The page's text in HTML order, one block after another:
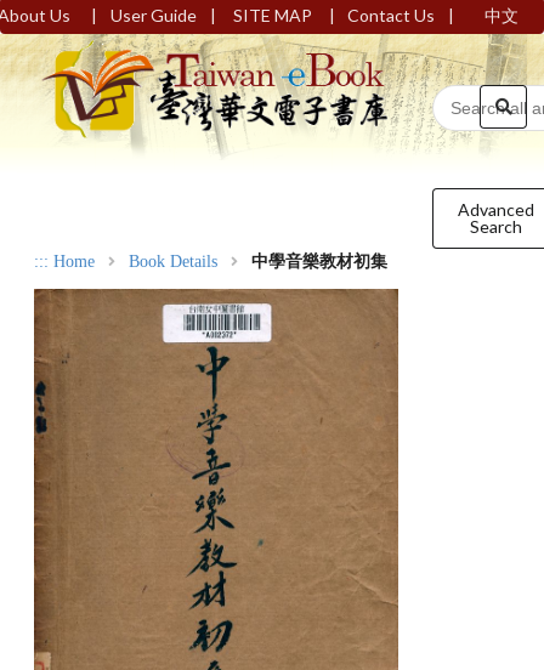
Us | User Guide | SITE MAP | Contact Us | 中文
Advanced
Search
::: Home Book Details 中學音樂教材初集